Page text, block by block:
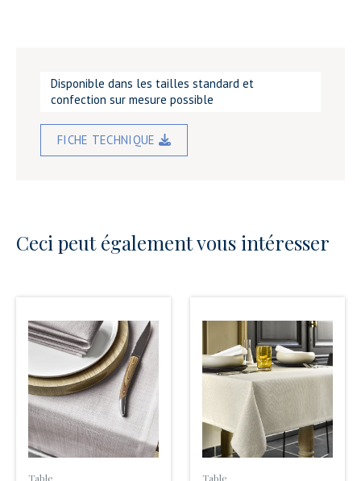
Disponible dans les tailles standard et
confection sur mesure possible
FICHE TECHNIQUE
Ceci peut également vous intéresser
Table Table